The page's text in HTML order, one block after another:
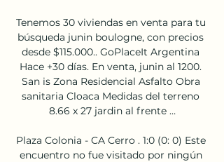
Tenemos 30 viviendas en venta para tu
búsqueda junin boulogne, con precios
desde $115.000.. GoPlaceIt Argentina
Hace +30 días. En venta, junin al 1200.
San is Zona Residencial Asfalto Obra
sanitaria Cloaca Medidas del terreno
8.66 x 27 jardin al frente …
Plaza Colonia - CA Cerro . 1:0 (0: 0) Este
encuentro no fue visitado por ningún